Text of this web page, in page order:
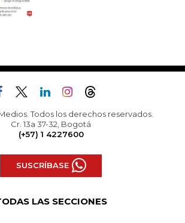
Todos los derechos reservados.
Cr. 13a 37-32, Bogotá
(+57) 1 4227600
SUSCRÍBASE
LAS SECCIONES